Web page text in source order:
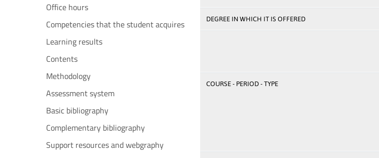
Office hours
Competencies that the student acquires
Learning results
Contents
Methodology
Assessment system
Basic bibliography
Complementary bibliography
Support resources and webgraphy
DEGREE IN WHICH IT IS OFFERED
COURSE - PERIOD - TYPE